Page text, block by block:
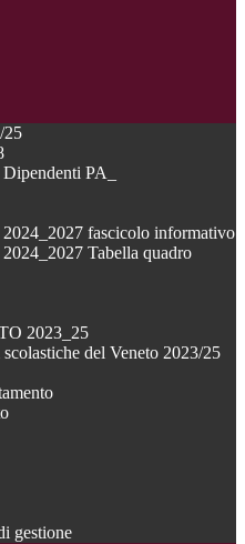
25
PA_
fascicolo informativo
Tabella quadro
2023_25
del Veneto 2023/25
gestione